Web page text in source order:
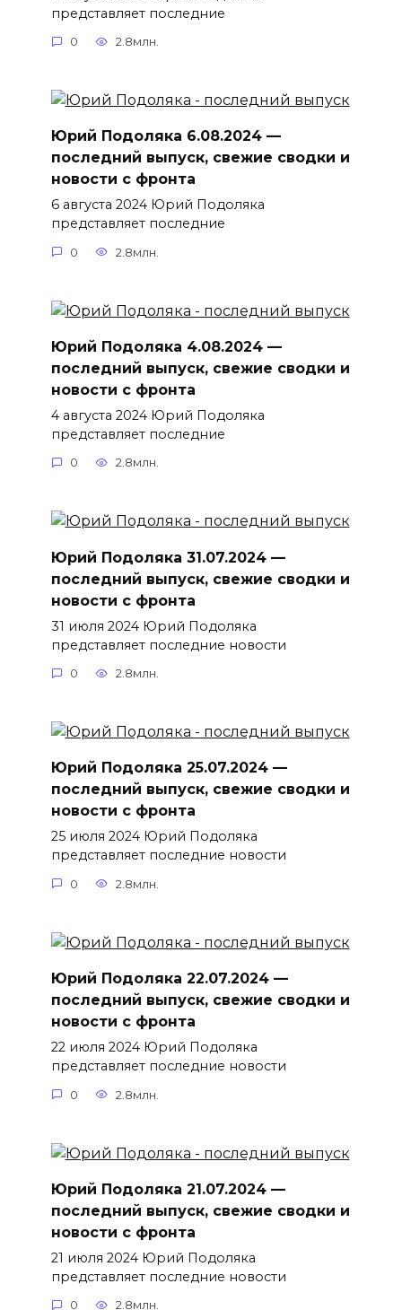
представляет последние
0 2.8млн.
Юрий Подоляка 6.08.2024 —
последний выпуск, свежие сводки и
новости с фронта
6 августа 2024 Юрий Подоляка
представляет последние
0 2.8млн.
Юрий Подоляка 4.08.2024 —
последний выпуск, свежие сводки и
новости с фронта
4 августа 2024 Юрий Подоляка
представляет последние
0 2.8млн.
Юрий Подоляка 31.07.2024 —
последний выпуск, свежие сводки и
новости с фронта
31 июля 2024 Юрий Подоляка
представляет последние новости
0 2.8млн.
Юрий Подоляка 25.07.2024 —
последний выпуск, свежие сводки и
новости с фронта
25 июля 2024 Юрий Подоляка
представляет последние новости
0 2.8млн.
Юрий Подоляка 22.07.2024 —
последний выпуск, свежие сводки и
новости с фронта
22 июля 2024 Юрий Подоляка
представляет последние новости
0 2.8млн.
Юрий Подоляка 21.07.2024 —
последний выпуск, свежие сводки и
новости с фронта
21 июля 2024 Юрий Подоляка
представляет последние новости
0 2.8млн.